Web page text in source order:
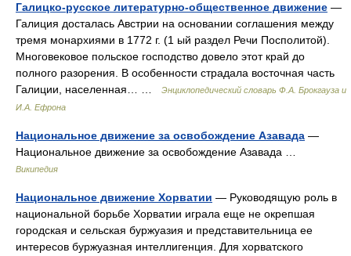
Галицко-русское литературно-общественное движение —
Галиция досталась Австрии на основании соглашения между
тремя монархиями в 1772 г. (1 ый раздел Речи Посполитой).
Многовековое польское господство довело этот край до
полного разорения. В особенности страдала восточная часть
Галиции, населенная… …
Энциклопедический словарь Ф.А. Брокгауза и
И.А. Ефрона
Национальное движение за освобождение Азавада —
Национальное движение за освобождение Азавада …
Википедия
Национальное движение Хорватии — Руководящую роль в
национальной борьбе Хорватии играла еще не окрепшая
городская и сельская буржуазия и представительница ее
интересов буржуазная интеллигенция. Для хорватского